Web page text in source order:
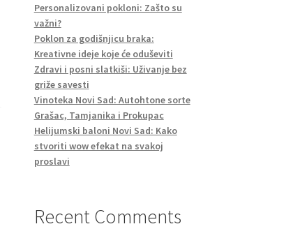
Personalizovani pokloni: Zašto su
važni?
Poklon za godišnjicu braka:
Kreativne ideje koje će oduševiti
Zdravi i posni slatkiši: Uživanje bez
griže savesti
Vinoteka Novi Sad: Autohtone sorte
Grašac, Tamjanika i Prokupac
Helijumski baloni Novi Sad: Kako
stvoriti wow efekat na svakoj
proslavi
Recent Comments